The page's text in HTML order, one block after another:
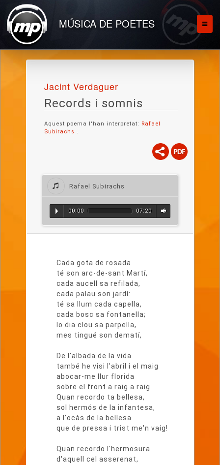
MÚSICA DE POETES
Jacint Verdaguer
Records i somnis
Aquest poema l'han interpretat:Rafael
Subirachs .
Rafael Subirachs
00:00 07:20
Cada gota de rosada
té son arc-de-sant Martí,
cada aucell sa refilada,
cada palau son jardí:
té sa llum cada capella,
cada bosc sa fontanella;
lo dia clou sa parpella,
mes tingué son dematí,
De l'albada de la vida
també he visi l'abril i el maig
abocar-me llur florida
sobre el front a raig a raig.
Quan recordo ta bellesa,
sol hermós de la infantesa,
a l'ocàs de la bellesa
que de pressa i trist me'n vaig!
Quan recordo l'hermosura
d'aquell cel asserenat,